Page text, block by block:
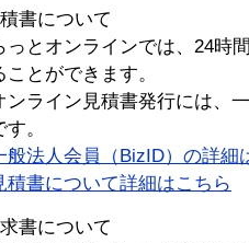
書について
っとオンラインでは、24時
ことができます。
ライン見積書発行には、
。
般法人会員（BizID）の詳細
積書について詳細はこちら
書について